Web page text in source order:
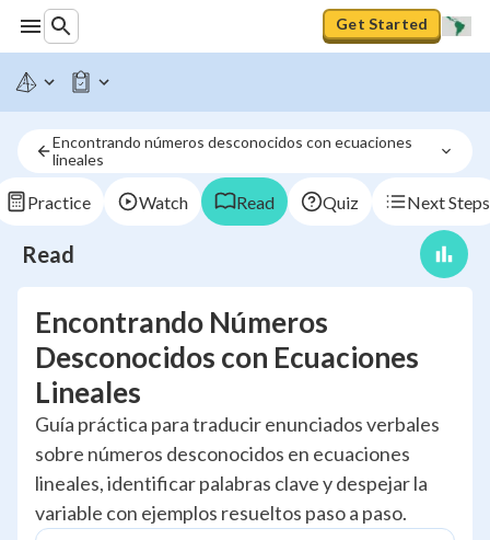
Get Started
Encontrando números desconocidos con ecuaciones
lineales
Practice Watch Read Quiz Next Steps
Read
Encontrando Números
Desconocidos con Ecuaciones
Lineales
Guía práctica para traducir enunciados verbales
sobre números desconocidos en ecuaciones
lineales, identificar palabras clave y despejar la
variable con ejemplos resueltos paso a paso.